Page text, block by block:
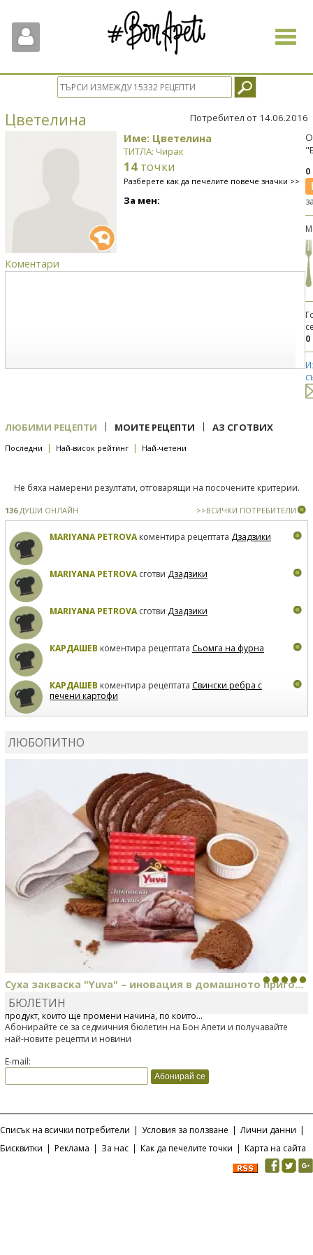
Toggle
Цветелина Потребител от 14.06.2016
Име: Цветелина
ТИТЛА: Чирак
14 точки
Разберете как да печелите повече значки >>
За мен:
Коментари
0
ЛЮБИМИ РЕЦЕПТИ | МОИТЕ РЕЦЕПТИ | АЗ СГОТВИХ
Последни | Най-висок рейтинг | Най-четени
Не бяха намерени резултати, отговарящи на посочените критерии.
136ДУШИ ОНЛАЙН >>ВСИЧКИ ПОТРЕБИТЕЛИ
MARIYANA PETROVAкоментира рецептата Дзадзики
MARIYANA PETROVAсготви Дзадзики
MARIYANA PETROVAсготви Дзадзики
КАРДАШЕВ коментира рецептата Сьомга на фурна
КАРДАШЕВ коментира рецептата Свински ребра с
печени картофи
ЛЮБОПИТНО
Суха закваска "Yuva" – иновация в домашното приго...
Отскоро Лесафр България стартира предлагането на изцяло нов
продукт, който ще промени начина, по който...
БЮЛЕТИН
Абонирайте се за седмичния бюлетин на Бон Апети и получавайте
най-новите рецепти и новини
E-mail:
Списък на всички потребители | Условия за ползване | Лични данни |
Бисквитки | Реклама | За нас | Как да печелите точки | Карта на сайта